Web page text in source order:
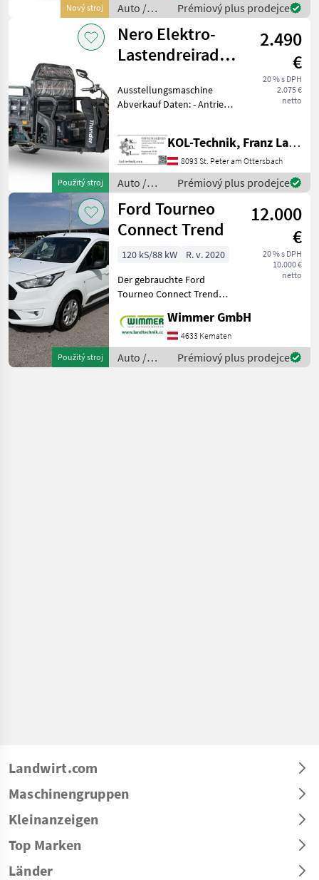
Nový stroj
Auto /
Motocykle
/ Nero
Prémiový plus prodejce
Použitý stroj
Nero Elektro-
Lastendreirad/Tuk-
2.490
€
20 % s DPH
2.075 €
netto
Ausstellungsmaschine
Abverkauf Daten: - Antrieb:
Batterie: 60 V, 45 Ah -
Bremse: Scheibenbremse
vorne, Trommelbremse
hinten - Max. G
KOL-Technik, Franz Lampl-Küssner
8093 St. Peter am Ottersbach
Auto /
Motocykle
/ Nero
Prémiový plus prodejce
Použitý stroj
Ford Tourneo
Connect Trend
12.000
€
20 % s DPH
10.000 €
netto
120 kS/88 kW
R. v. 2020
Der gebrauchte Ford
Tourneo Connect Trend
seine hohe
Alltagstauglichkeit, den
großzügigen Innenraum
und eine umfangreiche
Wimmer GmbH
4633 Kematen
Auto /
Motocykle
Prémiový plus prodejce
Landwirt.com
Maschinengruppen
Kleinanzeigen
Top Marken
Länder